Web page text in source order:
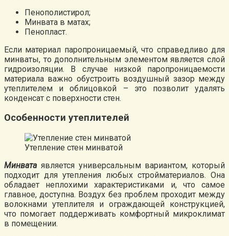
Пенополистирол;
Минвата в матах;
Пенопласт.
Если материал паропроницаемый, что справедливо для
минваты, то дополнительным элементом является слой
гидроизоляции. В случае низкой паропроницаемости
материала важно обустроить воздушный зазор между
утеплителем и облицовкой – это позволит удалять
конденсат с поверхности стен.
Особенности утеплителей
Утепление стен минватой
Минвата является универсальным вариантом, который
подходит для утепления любых стройматериалов. Она
обладает неплохими характеристиками и, что самое
главное, доступна. Воздух без проблем проходит между
волокнами утеплителя и ограждающей конструкцией,
что помогает поддерживать комфортный микроклимат
в помещении.